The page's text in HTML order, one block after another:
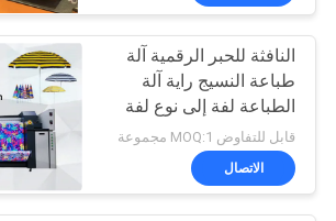
النافثة للحبر الرقمية آلة
طباعة النسيج راية آلة
الطباعة لفة إلى نوع لفة
قابل للتفاوض MOQ:1 مجموعة
الاتصال